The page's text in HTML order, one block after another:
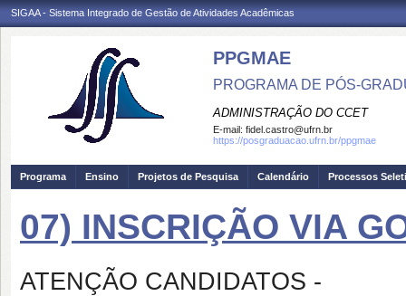
SIGAA - Sistema Integrado de Gestão de Atividades Acadêmicas
PPGMAE
PROGRAMA DE PÓS-
ADMINISTRAÇÃO DO CCET
E-mail: fidel.castro@ufrn.br
https://posgraduacao.ufrn.br/ppgmae
Programa Ensino Projetos de Pesquisa Calendário Processos
07) INSCRIÇÃO VIA
ATENÇÃO CANDIDATOS -